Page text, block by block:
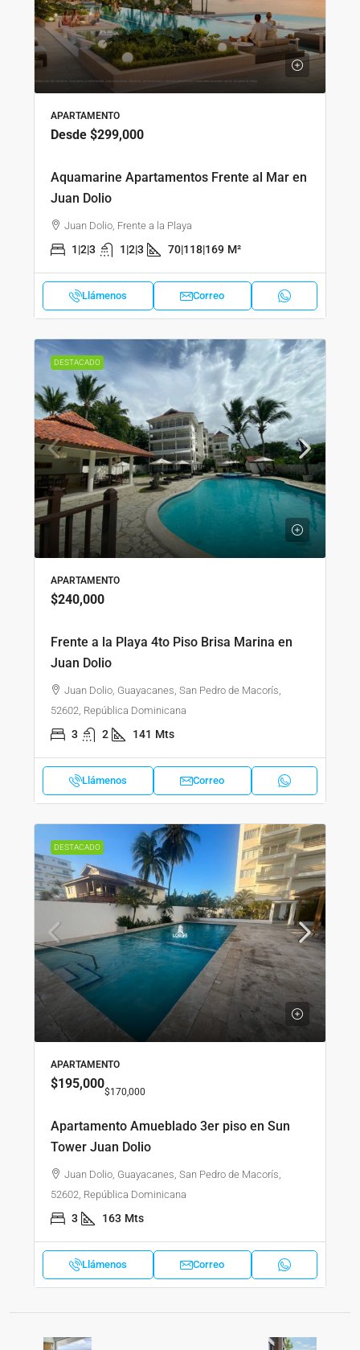
APARTAMENTO
Desde $299,000
Aquamarine Apartamentos Frente al Mar en
Juan Dolio
Juan Dolio, Frente a la Playa
1|2|3 1|2|3 70|118|169 M²
Llámenos Correo
DESTACADO
APARTAMENTO
$240,000
Frente a la Playa 4to Piso Brisa Marina en
Juan Dolio
Juan Dolio, Guayacanes, San Pedro de Macorís,
52602, República Dominicana
3 2 141 Mts
Llámenos Correo
DESTACADO
APARTAMENTO
$195,000
$170,000
Apartamento Amueblado 3er piso en Sun
Tower Juan Dolio
Juan Dolio, Guayacanes, San Pedro de Macorís,
52602, República Dominicana
3 163 Mts
Llámenos Correo